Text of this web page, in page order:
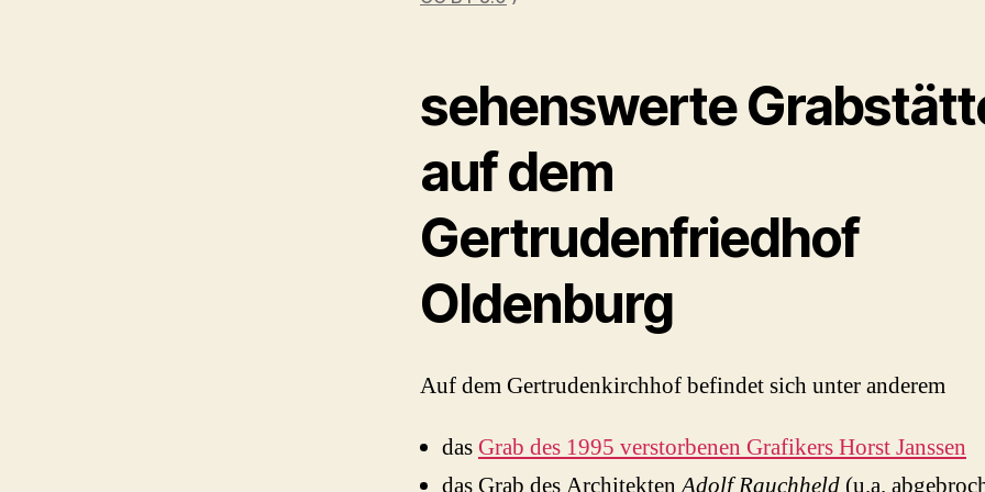
sehenswerte
auf dem
Gertrudenfriedhof
Oldenburg
Auf dem Gertrudenkirchhof befindet sich unter anderem
das Grab des 1995 verstorbenen Grafikers Horst Janssen
das Grab des Architekten Adolf Rauchheld (u.a.